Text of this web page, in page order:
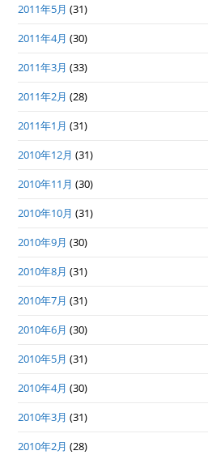
2011年5月 (31)
2011年4月 (30)
2011年3月 (33)
2011年2月 (28)
2011年1月 (31)
2010年12月 (31)
2010年11月 (30)
2010年10月 (31)
2010年9月 (30)
2010年8月 (31)
2010年7月 (31)
2010年6月 (30)
2010年5月 (31)
2010年4月 (30)
2010年3月 (31)
2010年2月 (28)